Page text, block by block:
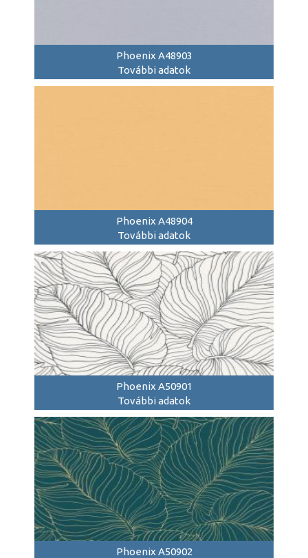
Phoenix A48903
További adatok
Phoenix A48904
További adatok
Phoenix A50901
További adatok
Phoenix A50902